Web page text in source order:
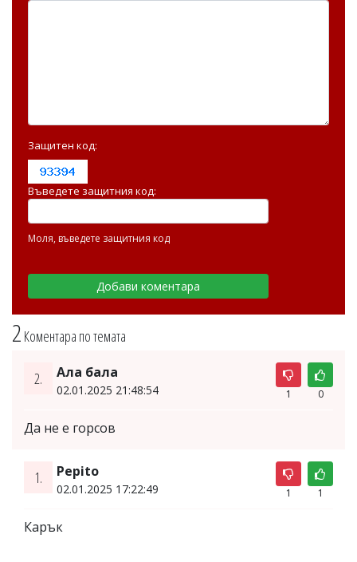
2 Коментара по темата
2. Ала бала
02.01.2025 21:48:54 1 0
Да не е горсов
1. Pepito
02.01.2025 17:22:49 1 1
Карък
Защитен код:
Въведете защитния код:
Моля, въведете защитния код